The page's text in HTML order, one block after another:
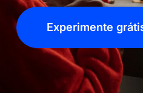
Experimente